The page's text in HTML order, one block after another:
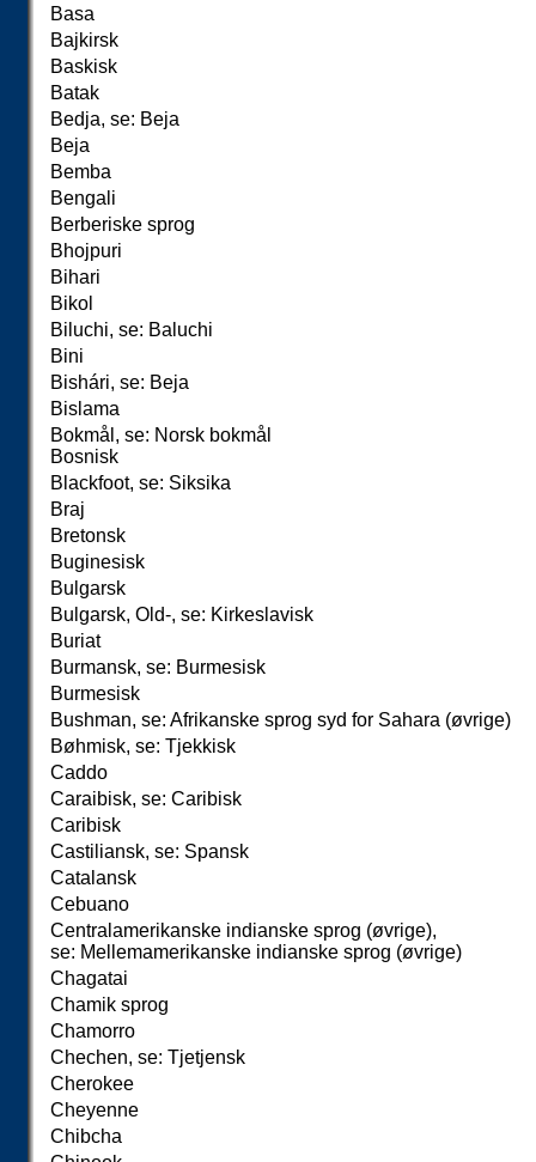
Basa
Bajkirsk
Baskisk
Batak
Bedja, se: Beja
Beja
Bemba
Bengali
Berberiske sprog
Bhojpuri
Bihari
Bikol
Biluchi, se: Baluchi
Bini
Bishári, se: Beja
Bislama
Bokmål, se: Norsk bokmål
Bosnisk
Blackfoot, se: Siksika
Braj
Bretonsk
Buginesisk
Bulgarsk
Bulgarsk, Old-, se: Kirkeslavisk
Buriat
Burmansk, se: Burmesisk
Burmesisk
Bushman, se: Afrikanske sprog syd for Sahara (øvrige)
Bøhmisk, se: Tjekkisk
Caddo
Caraibisk, se: Caribisk
Caribisk
Castiliansk, se: Spansk
Catalansk
Cebuano
Centralamerikanske indianske sprog (øvrige),
se: Mellemamerikanske indianske sprog (øvrige)
Chagatai
Chamik sprog
Chamorro
Chechen, se: Tjetjensk
Cherokee
Cheyenne
Chibcha